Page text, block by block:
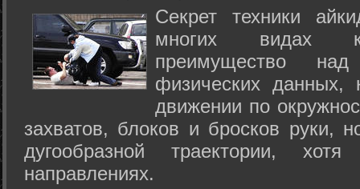
Секрет техники
многих видах
преимущество
физических данных,
движении по
захватов, блоков и бросков руки,
дугообразной траектории,
направлениях.